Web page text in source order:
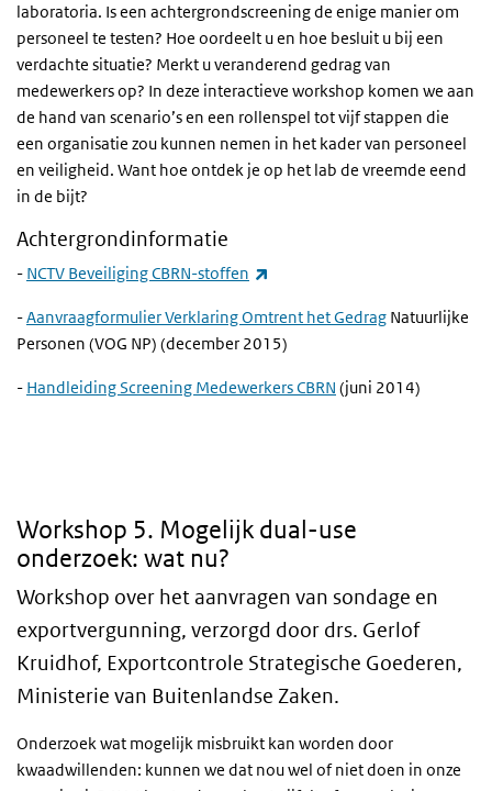
laboratoria. Is een achtergrondscreening de enige manier om
personeel te testen? Hoe oordeelt u en hoe besluit u bij een
verdachte situatie? Merkt u veranderend gedrag van
medewerkers op? In deze interactieve workshop komen we aan
de hand van scenario’s en een rollenspel tot vijf stappen die
een organisatie zou kunnen nemen in het kader van personeel
en veiligheid. Want hoe ontdek je op het lab de vreemde eend
in de bijt?
Achtergrondinformatie
- NCTV Beveiliging CBRN-stoffen
-Aanvraagformulier Verklaring Omtrent het Gedrag Natuurlijke
Personen (VOG NP) (december 2015)
- Handleiding Screening Medewerkers CBRN (juni 2014)
Workshop 5. Mogelijk dual-use
onderzoek: wat nu?
Workshop over het aanvragen van sondage en
exportvergunning, verzorgd door drs. Gerlof
Kruidhof, Exportcontrole Strategische Goederen,
Ministerie van Buitenlandse Zaken.
Onderzoek wat mogelijk misbruikt kan worden door
kwaadwillenden: kunnen we dat nou wel of niet doen in onze